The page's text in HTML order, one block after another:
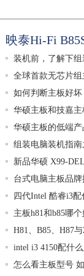
映泰Hi-Fi
装机前，了解下
全球首款无芯片
如何判断主板好坏
华硕主板和技嘉
华硕主板的低端
组装电脑装机指
新品华硕 X99-
台式电脑主板品
四代Intel 酷睿i3
主板h81和b85哪
H81、B85、H87
intel i3 4150配什
怎么看主板型号